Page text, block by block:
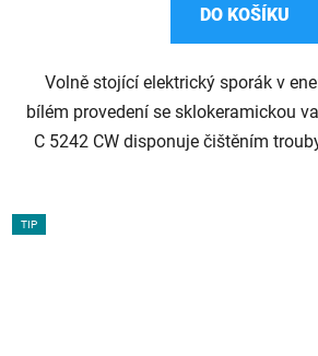
5
DO KOŠÍKU
Volně stojící elektrický sporák v
bílém provedení se sklokeramickou
C 5242 CW disponuje čištěním
TIP